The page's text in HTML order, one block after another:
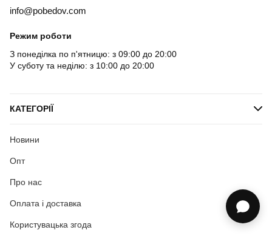
info@pobedov.com
Режим роботи
З понеділка по п'ятницю: з 09:00 до 20:00
У суботу та неділю: з 10:00 до 20:00
КАТЕГОРІЇ
Новини
Опт
Про нас
Оплата і доставка
Користувацька згода